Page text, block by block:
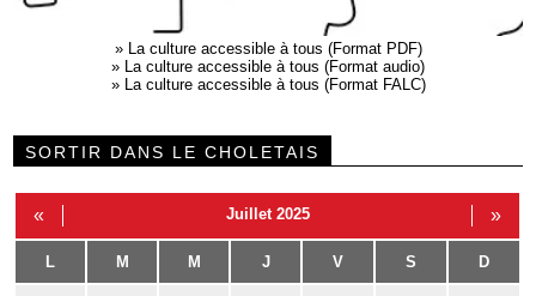
» La culture accessible à tous (Format PDF)
» La culture accessible à tous (Format audio)
» La culture accessible à tous (Format FALC)
SORTIR DANS LE CHOLETAIS
« Juillet 2025 »
L M M J V S D